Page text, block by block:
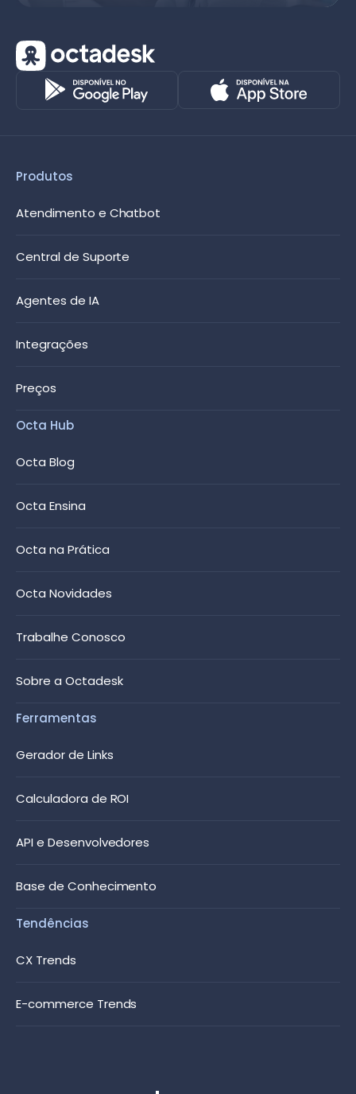
Produtos
Atendimento e Chatbot
Central de Suporte
Agentes de IA
Integrações
Preços
Octa Hub
Octa Blog
Octa Ensina
Octa na Prática
Octa Novidades
Trabalhe Conosco
Sobre a Octadesk
Ferramentas
Gerador de Links
Calculadora de ROI
API e Desenvolvedores
Base de Conhecimento
Tendências
CX Trends
E-commerce Trends